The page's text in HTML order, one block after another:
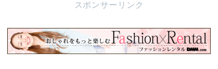
スポンサーリンク